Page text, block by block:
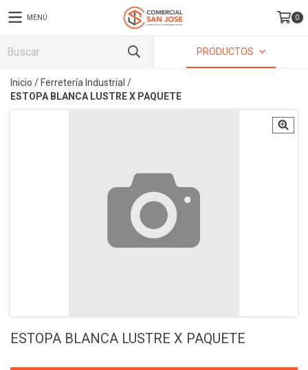
MENÚ 0
PRODUCTOS
Inicio / Ferretería Industrial /
ESTOPA BLANCA LUSTRE X PAQUETE
ESTOPA BLANCA LUSTRE X PAQUETE